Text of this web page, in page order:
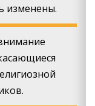
изменены.